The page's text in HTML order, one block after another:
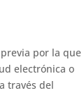
por la que
electrónica o
través del